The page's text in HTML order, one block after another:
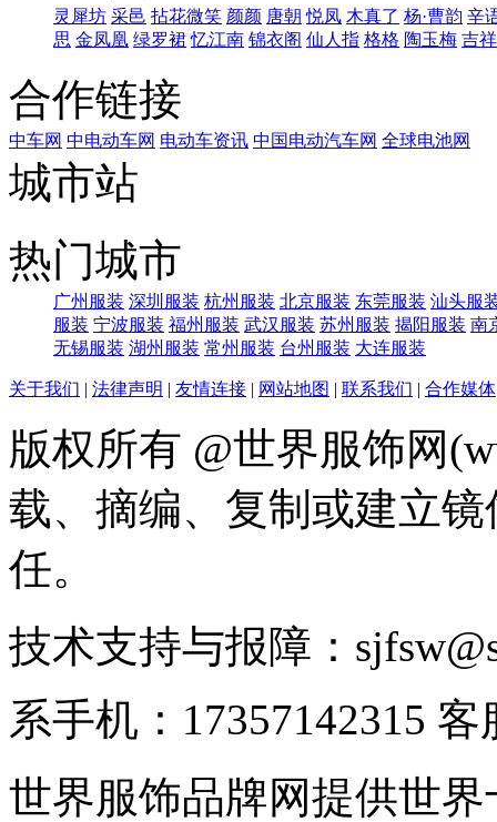
灵犀坊 采邑 拈花微笑 颜颜 唐朝 悦凤 木真了 杨·曹韵 辛
思 金凤凰 绿罗裙 忆江南 锦衣阁 仙人指 格格 陶玉梅 吉
合作链接
中车网 中电动车网 电动车资讯 中国电动汽车网 全球电池网
城市站
热门城市
广州服装 深圳服装 杭州服装 北京服装 东莞服装 汕头服
服装 宁波服装 福州服装 武汉服装 苏州服装 揭阳服装 南
无锡服装 湖州服装 常州服装 台州服装 大连服装
关于我们 | 法律声明 | 友情连接 | 网站地图 | 联系我们 | 合作媒体
版权所有 @世界服饰网
载、摘编、复制或建立
任。
技术支持与报障：
系手机：17357142315 客
世界服饰品牌网提供世